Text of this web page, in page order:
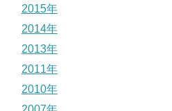
2015年
2014年
2013年
2011年
2010年